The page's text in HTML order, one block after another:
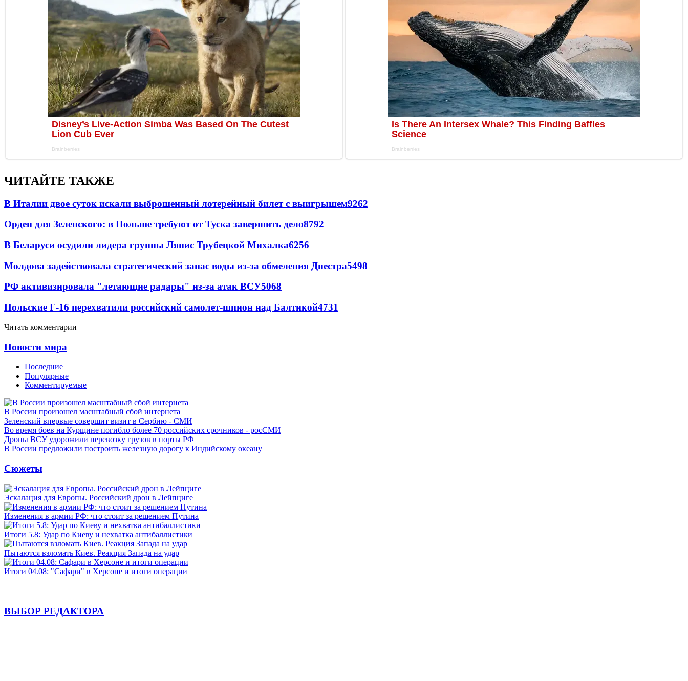
ЧИТАЙТЕ ТАКЖЕ
В Италии двое суток искали выброшенный лотерейный билет с выигрышем9262
Орден для Зеленского: в Польше требуют от Туска завершить дело8792
В Беларуси осудили лидера группы Ляпис Трубецкой Михалка6256
Молдова задействовала стратегический запас воды из-за обмеления Днестра5498
РФ активизировала "летающие радары" из-за атак ВСУ5068
Польские F-16 перехватили российский самолет-шпион над Балтикой4731
Читать комментарии
Новости мира
Последние
Популярные
Комментируемые
В России произошел масштабный сбой интернета
Зеленский впервые совершит визит в Сербию - СМИ
Во время боев на Курщине погибло более 70 российских срочников - росСМИ
Дроны ВСУ удорожили перевозку грузов в порты РФ
В России предложили построить железную дорогу к Индийскому океану
Сюжеты
Эскалация для Европы. Российский дрон в Лейпциге
Изменения в армии РФ: что стоит за решением Путина
Итоги 5.8: Удар по Киеву и нехватка антибаллистики
Пытаются взломать Киев. Реакция Запада на удар
Итоги 04.08: "Сафари" в Херсоне и итоги операции
ВЫБОР РЕДАКТОРА